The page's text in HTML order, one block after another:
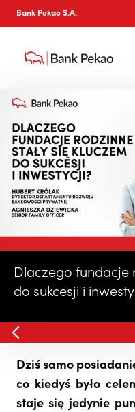
Bank Pekao S.A.
Dlaczego fundacje
do sukcesji i
Dziś samo
co kiedyś było
staje się jedynie